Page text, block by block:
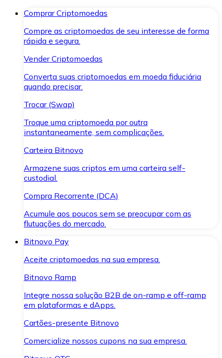
Comprar Criptomoedas
Compre as criptomoedas de seu interesse de forma
rápida e segura.
Vender Criptomoedas
Converta suas criptomoedas em moeda fiduciária
quando precisar.
Trocar (Swap)
Troque uma criptomoeda por outra
instantaneamente, sem complicações.
Carteira Bitnovo
Armazene suas criptos em uma carteira self-
custodial.
Compra Recorrente (DCA)
Acumule aos poucos sem se preocupar com as
flutuações do mercado.
Bitnovo Pay
Aceite criptomoedas na sua empresa.
Bitnovo Ramp
Integre nossa solução B2B de on-ramp e off-ramp
em plataformas e dApps.
Cartões-presente Bitnovo
Comercialize nossos cupons na sua empresa.